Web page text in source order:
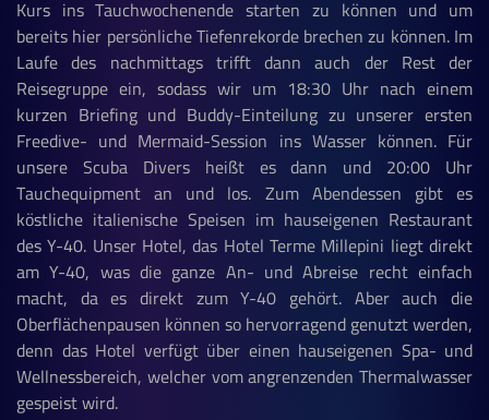
Kurs ins Tauchwochenende starten zu können und um
bereits hier persönliche Tiefenrekorde brechen zu können. Im
Laufe des nachmittags trifft dann auch der Rest der
Reisegruppe ein, sodass wir um 18:30 Uhr nach einem
kurzen Briefing und Buddy-Einteilung zu unserer ersten
Freedive- und Mermaid-Session ins Wasser können. Für
unsere Scuba Divers heißt es dann und 20:00 Uhr
Tauchequipment an und los. Zum Abendessen gibt es
köstliche italienische Speisen im hauseigenen Restaurant
des Y-40. Unser Hotel, das Hotel Terme Millepini liegt direkt
am Y-40, was die ganze An- und Abreise recht einfach
macht, da es direkt zum Y-40 gehört. Aber auch die
Oberflächenpausen können so hervorragend genutzt werden,
denn das Hotel verfügt über einen hauseigenen Spa- und
Wellnessbereich, welcher vom angrenzenden Thermalwasser
gespeist wird.